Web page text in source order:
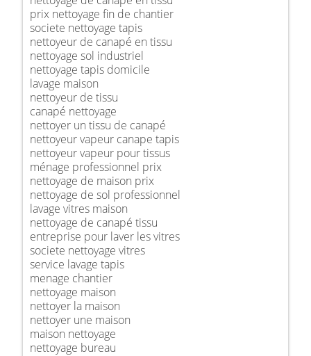
prix nettoyage fin de chantier
societe nettoyage tapis
nettoyeur de canapé en tissu
nettoyage sol industriel
nettoyage tapis domicile
lavage maison
nettoyeur de tissu
canapé nettoyage
nettoyer un tissu de canapé
nettoyeur vapeur canape tapis
nettoyeur vapeur pour tissus
ménage professionnel prix
nettoyage de maison prix
nettoyage de sol professionnel
lavage vitres maison
nettoyage de canapé tissu
entreprise pour laver les vitres
societe nettoyage vitres
service lavage tapis
menage chantier
nettoyage maison
nettoyer la maison
nettoyer une maison
maison nettoyage
nettoyage bureau